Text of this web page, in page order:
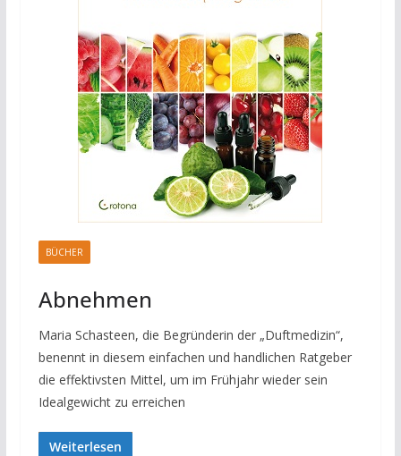
BÜCHER
Abnehmen
Maria Schasteen, die Begründerin der „Duftmedizin“,
benennt in diesem einfachen und handlichen Ratgeber
die effektivsten Mittel, um im Frühjahr wieder sein
Idealgewicht zu erreichen
Weiterlesen